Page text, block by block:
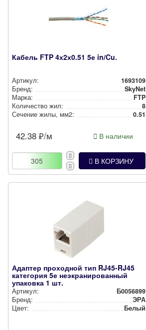
Кабель FTP 4х2х0.51 5е in/Cu.
Артикул:
1693109
Бренд:
SkyNet
Марка:
FTP
Количество жил:
8
Сечение жилы, мм2:
0.51
42.38 ₽/м В наличии
В КОРЗИНУ
Адаптер проходной тип RJ45-RJ45
категория 5е неэкранированный
упаковка 1 шт.
Артикул:
Б0056899
Бренд:
ЭРА
Цвет:
Белый